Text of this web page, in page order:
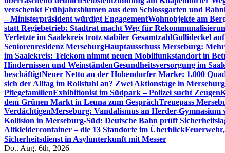
verschenkt Frühjahrsblumen aus dem Schlossgarten und
– Ministerpräsident würdigt EngagementWohnobjekte am
statt Regiebetrieb: Stadtrat macht Weg für
Verletzte im Saalekreis trotz stabiler GesamtzahlGullideckel
Seniorenresidenz MerseburgHauptausschuss Merseburg:
im Saalekreis: Telekom nimmt neuen Mobilfunkstandort in
Hindernissen und WeinständenGesundheitsversorgung im
beschäftigtNeuer Netto an der Hohendorfer Marke: 1.000
sich der Alltag im Rollstuhl an? Zwei Aktionstage in
PflegefamilienExhibitionist im Südpark – Polizei sucht Zeugen
dem Grünen Markt in Leuna zum GesprächTreuepass
VerdächtigenMerseburg: Vandalismus an Herder-Gymnasium
Kollision in Merseburg-Süd: Deutsche Bahn prüft
Altkleidercontainer – die 13 Standorte im Überblick
Sicherheitsdienst in Asylunterkunft mit Messer
Do.. Aug. 6th, 2026